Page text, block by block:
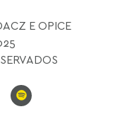
E OPICE